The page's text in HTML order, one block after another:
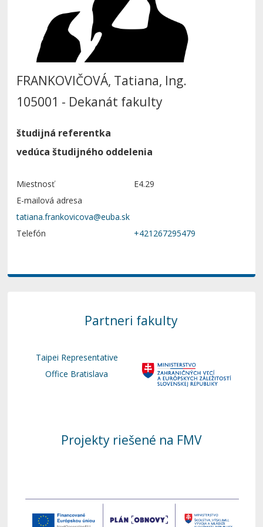
FRANKOVIČOVÁ, Tatiana, Ing.
105001 - Dekanát fakulty
študijná referentka
vedúca študijného oddelenia
Miestnosť
E4.29
E-mailová adresa
Telefón +421267295479
Partneri fakulty
Taipei Representative
Office Bratislava
Projekty riešené na FMV